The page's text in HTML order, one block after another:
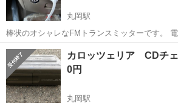
丸岡駅
棒状のオシャレなFMトランスミッターです。 電
も2つ付いています。 1週間くらい使いましたが
為、どなたか使いませんか？ 今はFM89.6に合わせ
らはBl...
福井 坂井市 カーオーディオ
カロッツェリア CDチ
0円
丸岡駅